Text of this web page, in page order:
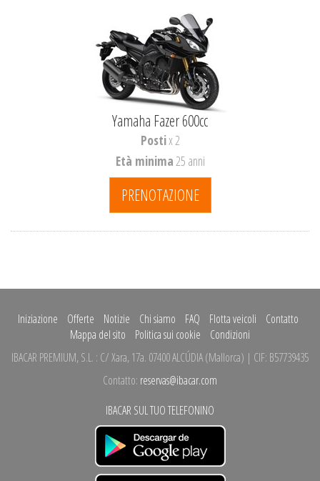
Yamaha Fazer 600cc
Postix 2
Età minima25 anni
PRENOTAZIONE
Iniziazione Offerte Notizie Chi siamo FAQ Flotta veicoli
Contatto
Mappa del sito
Politica sui cookie
Condizioni
IBACAR PREMIUM, S.L. : C/ Xara, 17a. 07400 ALCÚDIA(Mallorca) | CIF: B57739435
Contatto: reservas@ibacar.com
IBACAR SUL TUO TELEFONINO